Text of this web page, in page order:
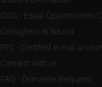
CUG - Equal Opportunities
Consigliera di fiducia
PEC - Certified e-mail
Connect with us
FAQ - Domande frequenti